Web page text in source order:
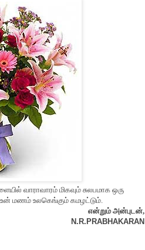
வாராவாரம் மிகவும் சுலபமாக ஒரு
மணம் உலகெங்கும் கமழட்டும்.
என்றும் அன்புடன்,
N.R.PRABHAKARAN